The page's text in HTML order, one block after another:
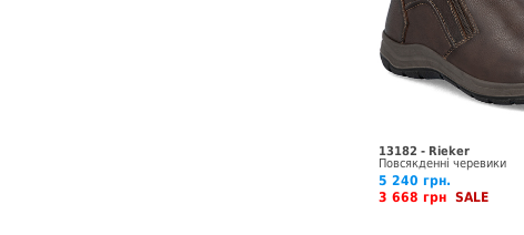
13182 - Rieker
Повсякденні черевики
5 240 грн.
3 668 грн SALE